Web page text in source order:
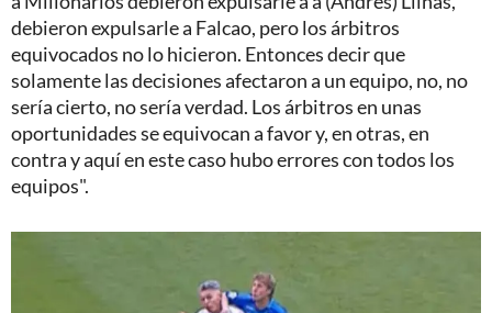
debieron expulsarle a Falcao, pero los árbitros
equivocados no lo hicieron. Entonces decir que
solamente las decisiones afectaron a un equipo, no, no
sería cierto, no sería verdad. Los árbitros en unas
oportunidades se equivocan a favor y, en otras, en
contra y aquí en este caso hubo errores con todos los
equipos".